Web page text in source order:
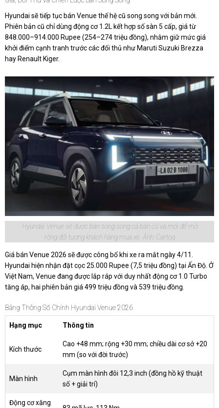
Hyundai sẽ tiếp tục bán Venue thế hệ cũ song song với bản mới.
Phiên bản cũ chỉ dùng động cơ 1.2L kết hợp số sàn 5 cấp, giá từ
848.000–914.000 Rupee (254–274 triệu đồng), nhằm giữ mức giá
khởi điểm cạnh tranh trước các đối thủ như Maruti Suzuki Brezza
hay Renault Kiger.
Hyundai Venue sẽ được bán song song cả bản cũ và mới để mở
rộng đối tượng khách hàng mua xe. Ảnh: Cartoq
Giá bán Venue 2026 sẽ được công bố khi xe ra mắt ngày 4/11.
Hyundai hiện nhận đặt cọc 25.000 Rupee (7,5 triệu đồng) tại Ấn Độ. Ở
Việt Nam, Venue đang được lắp ráp với duy nhất động cơ 1.0 Turbo
tăng áp, hai phiên bản giá 499 triệu đồng và 539 triệu đồng.
Bảng Thông Số Chính Hyundai Venue 2026
Hạng mục Thông tin
Kích thước
Cao +48 mm; rộng +30 mm; chiều dài cơ sở +20
mm (so với đời trước)
Màn hình
Cụm màn hình đôi 12,3 inch (đồng hồ kỹ thuật
số + giải trí)
Động cơ xăng